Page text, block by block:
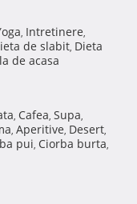
, Intretinere,
de slabit, Dieta
de acasa
, Cafea, Supa,
, Aperitive, Desert,
pui, Ciorba burta,